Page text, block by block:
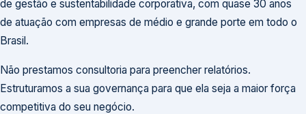
de gestão e sustentabilidade corporativa, com quase 30 anos
de atuação com empresas de médio e grande porte em todo o
Brasil.
Não prestamos consultoria para preencher relatórios.
Estruturamos a sua governança para que ela seja a maior força
competitiva do seu negócio.